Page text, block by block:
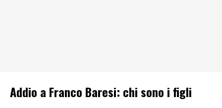
Addio a Franco Baresi: chi sono i figli